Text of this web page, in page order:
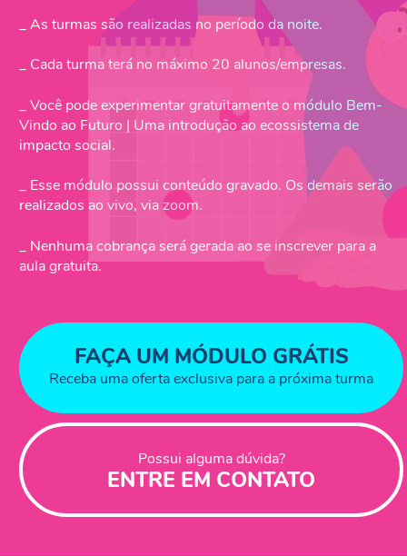
_ As turmas são realizadas no período da noite.
_ Cada turma terá no máximo 20 alunos/empresas.
_ Você pode experimentar gratuitamente o módulo Bem-
Vindo ao Futuro | Uma introdução ao ecossistema de
impacto social.
_ Esse módulo possui conteúdo gravado. Os demais serão
realizados ao vivo, via zoom.
_ Nenhuma cobrança será gerada ao se inscrever para a
aula gratuita.
FAÇA UM MÓDULO GRÁTIS
Receba uma oferta exclusiva para a próxima turma
Possui alguma dúvida?
ENTRE EM CONTATO